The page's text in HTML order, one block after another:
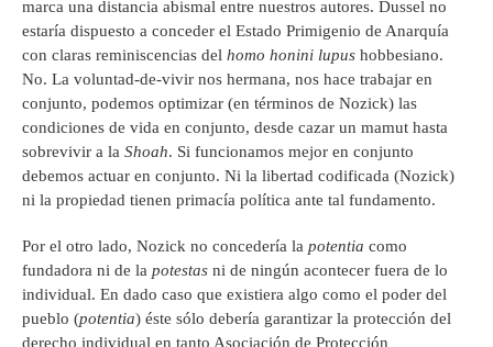
marca una distancia abismal entre nuestros autores. Dussel no
estaría dispuesto a conceder el Estado Primigenio de Anarquía
con claras reminiscencias del homo honini lupus hobbesiano.
No. La voluntad-de-vivir nos hermana, nos hace trabajar en
conjunto, podemos optimizar (en términos de Nozick) las
condiciones de vida en conjunto, desde cazar un mamut hasta
sobrevivir a la Shoah. Si funcionamos mejor en conjunto
debemos actuar en conjunto. Ni la libertad codificada (Nozick)
ni la propiedad tienen primacía política ante tal fundamento.
Por el otro lado, Nozick no concedería la potentia como
fundadora ni de la potestas ni de ningún acontecer fuera de lo
individual. En dado caso que existiera algo como el poder del
pueblo (potentia) éste sólo debería garantizar la protección del
derecho individual en tanto Asociación de Protección